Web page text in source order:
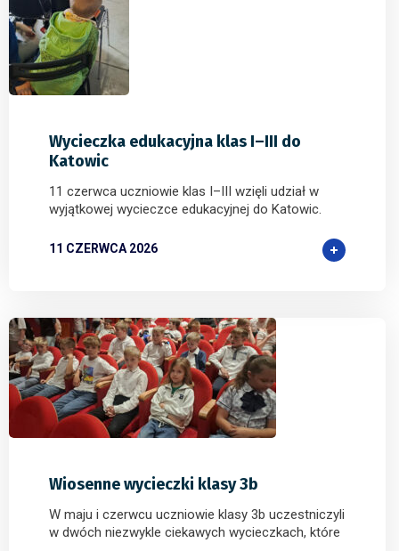
Wycieczka edukacyjna klas I–III do
Katowic
11 czerwca uczniowie klas I–III wzięli udział w
wyjątkowej wycieczce edukacyjnej do Katowic.
11 CZERWCA 2026
1 0 0
Wiosenne wycieczki klasy 3b
W maju i czerwcu uczniowie klasy 3b uczestniczyli
w dwóch niezwykle ciekawych wycieczkach, które